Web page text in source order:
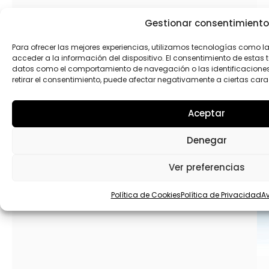
Gestionar consentimiento
Para ofrecer las mejores experiencias, utilizamos tecnologías como
acceder a la información del dispositivo. El consentimiento de
datos como el comportamiento de navegación o las
retirar el consentimiento, puede afectar negativamente a ciertas
Aceptar
Denegar
Ver preferencias
Política de CookiesPolítica de Privacidad